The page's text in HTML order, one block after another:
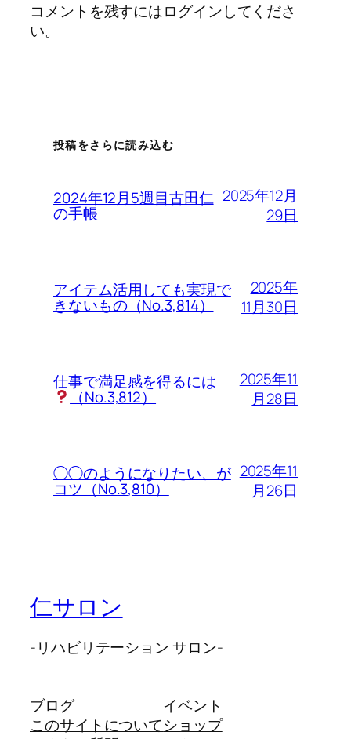
コメントを残すにはログインしてくださ
い。
投稿をさらに読み込む
2024年12月5週目古田仁
の手帳
2025年12月
29日
アイテム活用しても実現で
きないもの（No.3,814）
2025年
11月30日
仕事で満足感を得るには
（No.3,812）
2025年11
月28日
◯◯のようになりたい、が
コツ（No.3,810）
2025年11
月26日
仁サロン
-リハビリテーション サロン-
ブログ
このサイトについて
イベント
ショップ